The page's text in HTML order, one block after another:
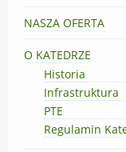
NASZA OFERTA
O KATEDRZE
Historia
Infrastruktura
PTE
Regulamin